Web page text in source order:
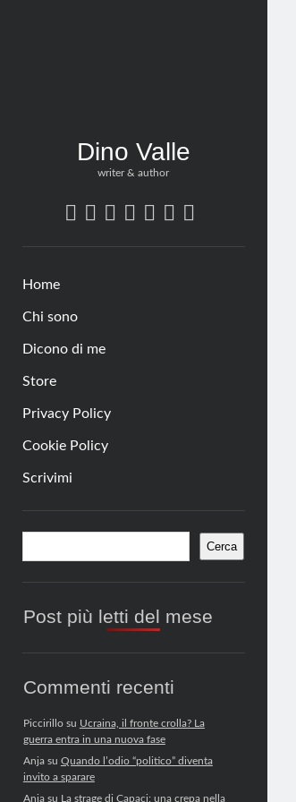
Dino Valle
writer & author
twitter
bluesky
facebook
linkedin
pinterest
amazon
Home
Chi sono
Dicono di me
Store
Privacy Policy
Cookie Policy
Scrivimi
Barra
laterale
Cerca
Post più letti del mese
Commenti recenti
Piccirillosu Ucraina, il fronte crolla? La
guerra entra in una nuova fase
Anjasu Quando l’odio “politico” diventa
invito a sparare
Anjasu La strage di Capaci: una crepa nella